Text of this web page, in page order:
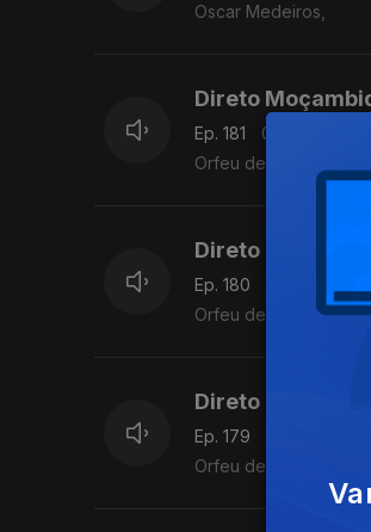
Oscar Medeiros,
Direto
Ep. 181
04 ago. 2026
Orfeu de Sá Lisboa
Direto
Ep. 180
Orfeu de Sá Lisboa
Direto
Ep. 179
Orfeu de Sá Lisboa